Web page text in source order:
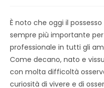
È noto che oggi il
sempre più importante
professionale in tutti gli
Come decano, nato e
con molta difficoltà
curiosità di vivere e di